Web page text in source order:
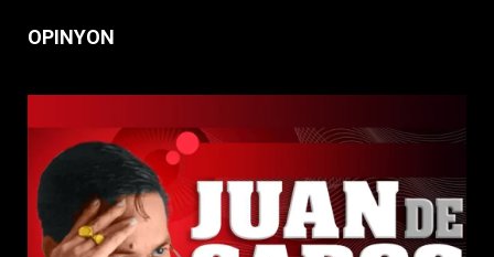
OPINYON